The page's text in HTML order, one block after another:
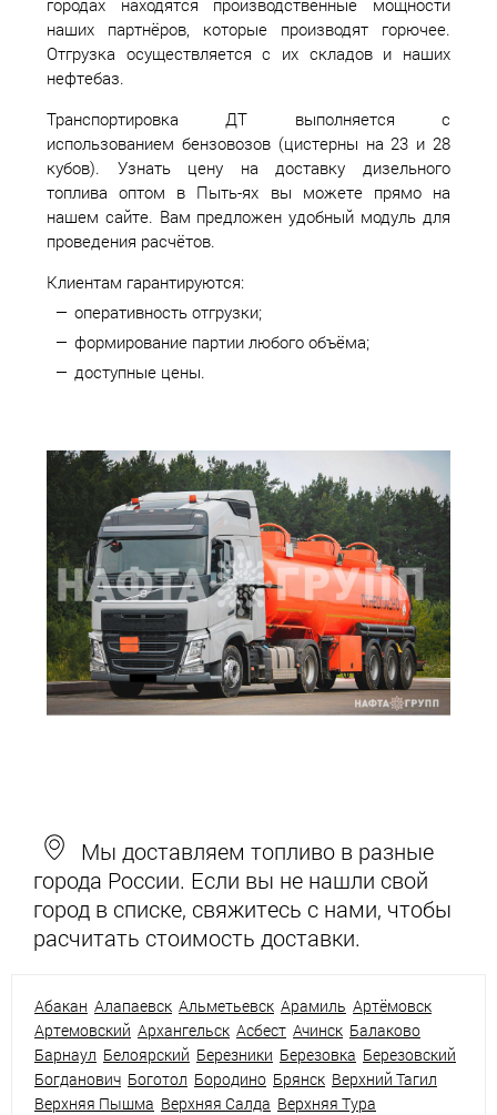
городах находятся производственные мощности
наших партнёров, которые производят горючее.
Отгрузка осуществляется с их складов и наших
нефтебаз.
Транспортировка ДТ выполняется с
использованием бензовозов (цистерны на 23 и 28
кубов). Узнать цену на доставку дизельного
топлива оптом в Пыть-ях вы можете прямо на
нашем сайте. Вам предложен удобный модуль для
проведения расчётов.
Клиентам гарантируются:
оперативность отгрузки;
формирование партии любого объёма;
доступные цены.
Мы доставляем топливо в разные
города России. Если вы не нашли свой
город в списке, свяжитесь с нами, чтобы
расчитать стоимость доставки.
Абакан Алапаевск Альметьевск Арамиль Артёмовск
Артемовский Архангельск Асбест Ачинск Балаково
Барнаул Белоярский Березники Березовка Березовский
Богданович Боготол Бородино Брянск Верхний Тагил
Верхняя Пышма Верхняя Салда Верхняя Тура